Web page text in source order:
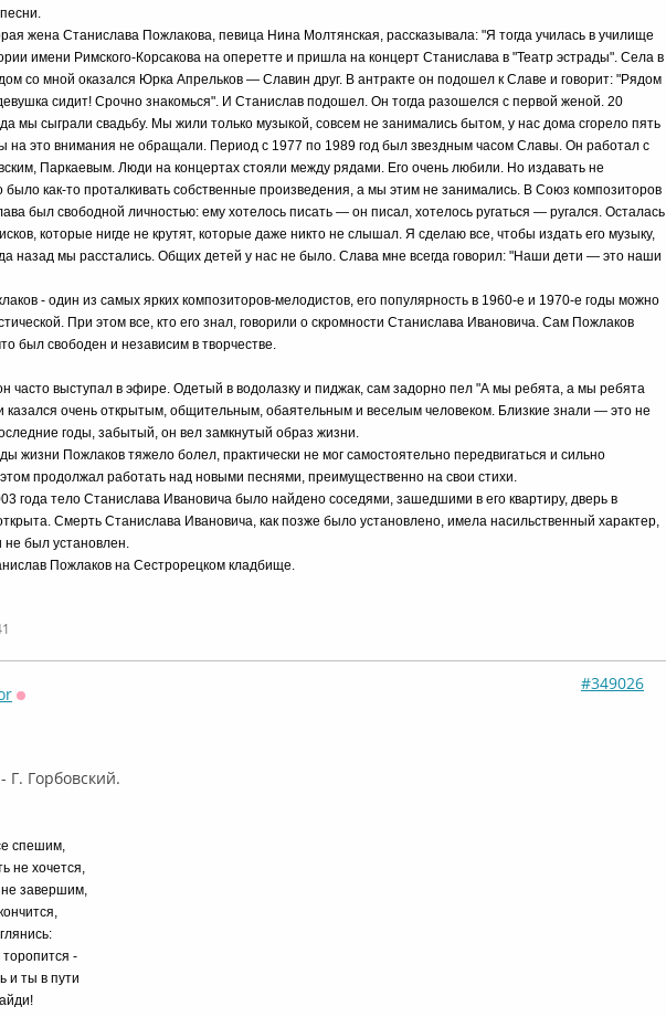
жена Станислава Пожлакова, певица Нина Молтянская, рассказывала: "Я тогда училась в училище
имени Римского-Корсакова на оперетте и пришла на концерт Станислава в "Театр эстрады". Села в
со мной оказался Юрка Апрельков — Славин друг. В антракте он подошел к Славе и говорит: "Рядом
сидит! Срочно знакомься". И Станислав подошел. Он тогда разошелся с первой женой. 20
мы сыграли свадьбу. Мы жили только музыкой, совсем не занимались бытом, у нас дома сгорело пять
на это внимания не обращали. Период с 1977 по 1989 год был звездным часом Славы. Он работал с
Паркаевым. Люди на концертах стояли между рядами. Его очень любили. Но издавать не
было как-то проталкивать собственные произведения, а мы этим не занимались. В Союз композиторов
был свободной личностью: ему хотелось писать — он писал, хотелось ругаться — ругался. Осталась
которые нигде не крутят, которые даже никто не слышал. Я сделаю все, чтобы издать его музыку,
назад мы расстались. Общих детей у нас не было. Слава мне всегда говорил: "Наши дети — это наши
- один из самых ярких композиторов-мелодистов, его популярность в 1960-е и 1970-е годы можно
При этом все, кто его знал, говорили о скромности Станислава Ивановича. Сам Пожлаков
был свободен и независим в творчестве.
часто выступал в эфире. Одетый в водолазку и пиджак, сам задорно пел "А мы ребята, а мы ребята
казался очень открытым, общительным, обаятельным и веселым человеком. Близкие знали — это не
годы, забытый, он вел замкнутый образ жизни.
жизни Пожлаков тяжело болел, практически не мог самостоятельно передвигаться и сильно
продолжал работать над новыми песнями, преимущественно на свои стихи.
года тело Станислава Ивановича было найдено соседями, зашедшими в его квартиру, дверь в
Смерть Станислава Ивановича, как позже было установлено, имела насильственный характер,
не был установлен.
Пожлаков на Сестрорецком кладбище.
#349026
Г. Горбовский.
спешим,
не хочется,
не завершим,
торопится -
и ты в пути